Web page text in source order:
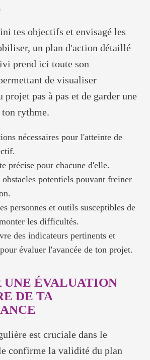
tes objectifs et envisagé les
un plan d'action détaillé
prend ici toute son
de visualiser
projet pas à pas et de garder une
rythme.
nécessaires pour l'atteinte de
précise pour chacune d'elle.
potentiels pouvant freiner
personnes et outils susceptibles de
les difficultés.
des indicateurs pertinents et
évaluer l'avancée de ton projet.
UNE ÉVALUATION
DE TA
est cruciale dans le
confirme la validité du plan